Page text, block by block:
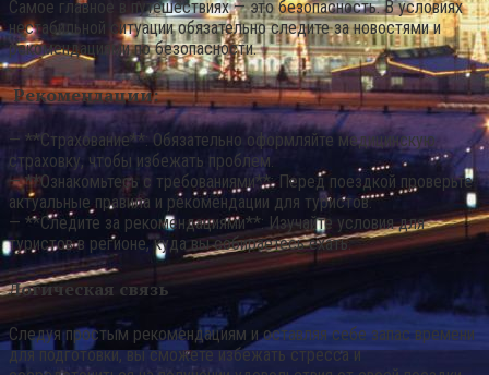
Самое главное в путешествиях — это безопасность. В условиях
нестабильной ситуации обязательно следите за новостями и
рекомендациями по безопасности.
Рекомендации:
— **Страхование**: Обязательно оформляйте медицинскую
страховку, чтобы избежать проблем.
— **Ознакомьтесь с требованиями**: Перед поездкой проверьте
актуальные правила и рекомендации для туристов.
— **Следите за рекомендациями**: Изучайте условия для
туристов в регионе, куда вы собираетесь ехать.
Логическая связь
Следуя простым рекомендациям и оставляя себе запас времени
для подготовки, вы сможете избежать стресса и